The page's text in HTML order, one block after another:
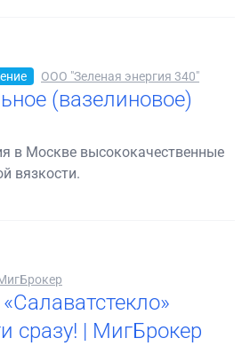
ООО "Зеленая энергия 340"
(вазелиновое)
в Москве высококачественные
вязкости.
сразу! | МигБрокер